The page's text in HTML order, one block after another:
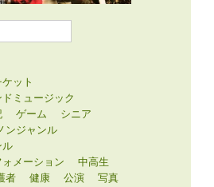
ット
ミュージック
ゲーム
シニア
ンジャンル
ル
メーション
中高生
者 健康 公演
写真